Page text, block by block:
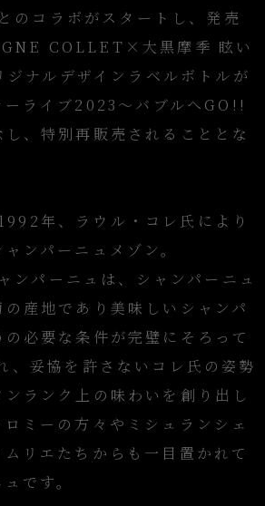
のコラボがスタートし、発売
COLLET×大黒摩季 眩い
ナルデザインラベルボトルが
ーライブ2023～バブルへGO!!
、特別再販売されることとな
年、ラウル・コレ氏により
ンパーニュメゾン。
ンパーニュは、シャンパーニュ
産地であり美味しいシャンパ
必要な条件が完璧にそろって
、妥協を許さないコレ氏の姿勢
ランク上の味わいを創り出し
ミーの方々やミシュランシェ
リエたちからも一目置かれて
です。